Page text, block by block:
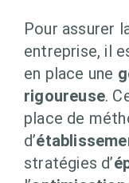
Pour assurer
entreprise, il
en place une
rigoureuse.
place de
d’
stratégies d’